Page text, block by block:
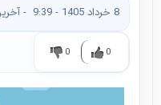
8 خرداد 1405 - 9:39 -
0
0